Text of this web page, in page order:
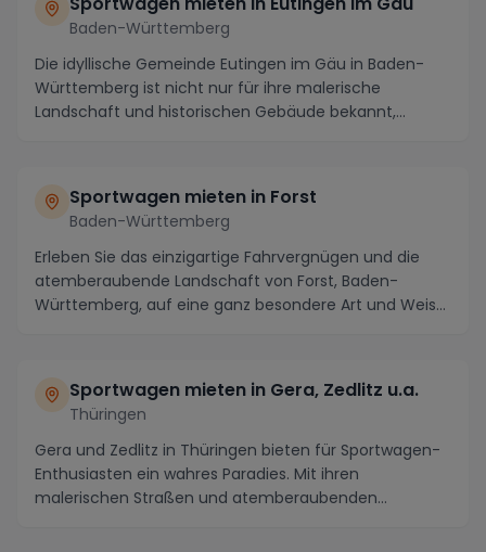
Baden-Württemberg
Die idyllische Gemeinde Eutingen im Gäu in Baden-
Württemberg ist nicht nur für ihre malerische
Landschaft und historischen Gebäude bekannt,
Sportwagen mieten in Forst
Baden-Württemberg
Erleben Sie das einzigartige Fahrvergnügen und die
atemberaubende Landschaft von Forst, Baden-
Württemberg, auf eine ganz besondere Art und Weise:
Sportwagen mieten in Gera, Zedlitz u.a.
Thüringen
Gera und Zedlitz in Thüringen bieten für Sportwagen-
Enthusiasten ein wahres Paradies. Mit ihren
malerischen Straßen und atemberaubenden